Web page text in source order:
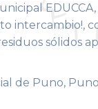
intercambio!,
sólidos
de Puno, Puno